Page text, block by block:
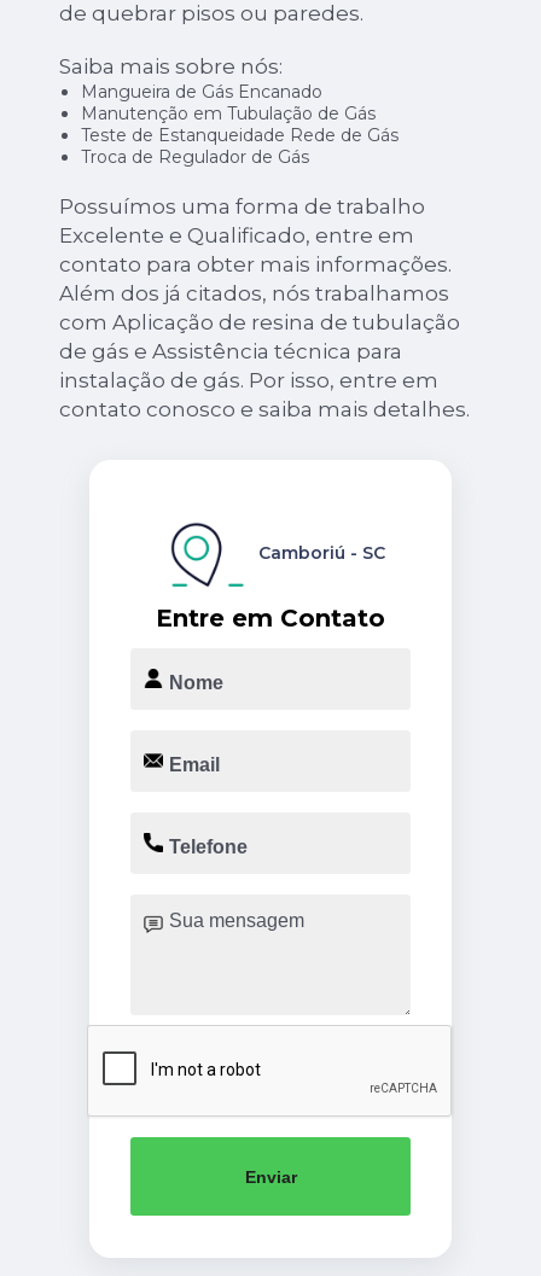
de quebrar pisos ou paredes.
Saiba mais sobre nós:
Mangueira de Gás Encanado
Manutenção em Tubulação de Gás
Teste de Estanqueidade Rede de Gás
Troca de Regulador de Gás
Possuímos uma forma de trabalho
Excelente e Qualificado, entre em
contato para obter mais informações.
Além dos já citados, nós trabalhamos
com Aplicação de resina de tubulação
de gás e Assistência técnica para
instalação de gás. Por isso, entre em
contato conosco e saiba mais detalhes.
Entre em Contato
Camboriú - SC
Enviar